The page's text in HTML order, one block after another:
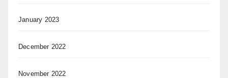
January 2023
December 2022
November 2022